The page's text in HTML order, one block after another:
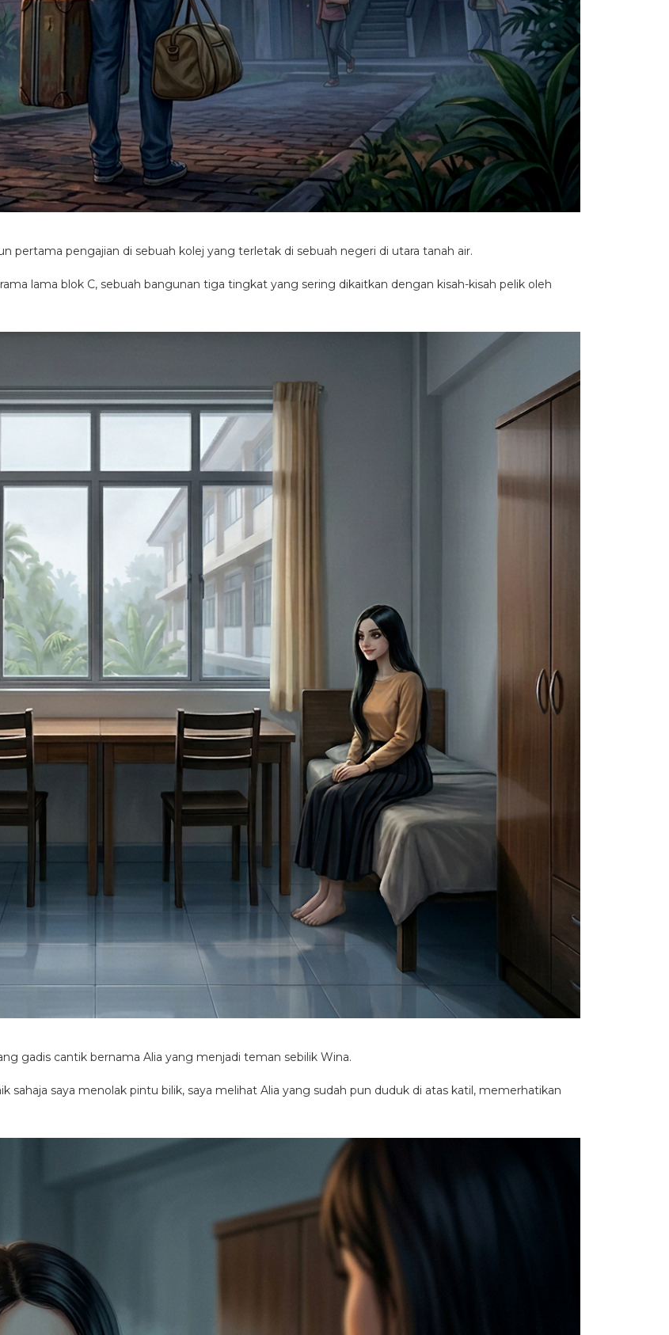
pertama pengajian di sebuah kolej yang terletak di sebuah negeri di utara tanah air.
lama blok C, sebuah bangunan tiga tingkat yang sering dikaitkan dengan kisah-kisah pelik oleh
gadis cantik bernama Alia yang menjadi teman sebilik Wina.
sahaja saya menolak pintu bilik, saya melihat Alia yang sudah pun duduk di atas katil, memerhatikan